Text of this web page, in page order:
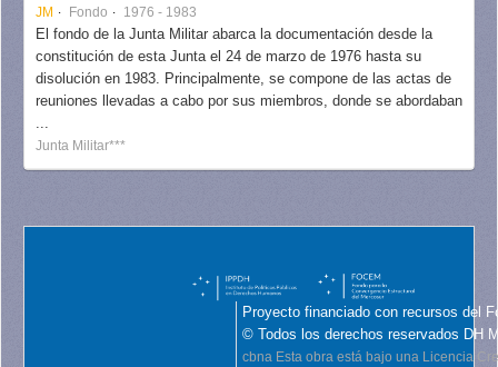
JM Fondo 1976 - 1983
El fondo de la Junta Militar abarca la documentación desde la
constitución de esta Junta el 24 de marzo de 1976 hasta su
disolución en 1983. Principalmente, se compone de las actas de
reuniones llevadas a cabo por sus miembros, donde se abordaban
...
Junta Militar***
Proyecto financiado con recursos del
© Todos los derechos reservados DH
cbna Esta obra está bajo una Licencia